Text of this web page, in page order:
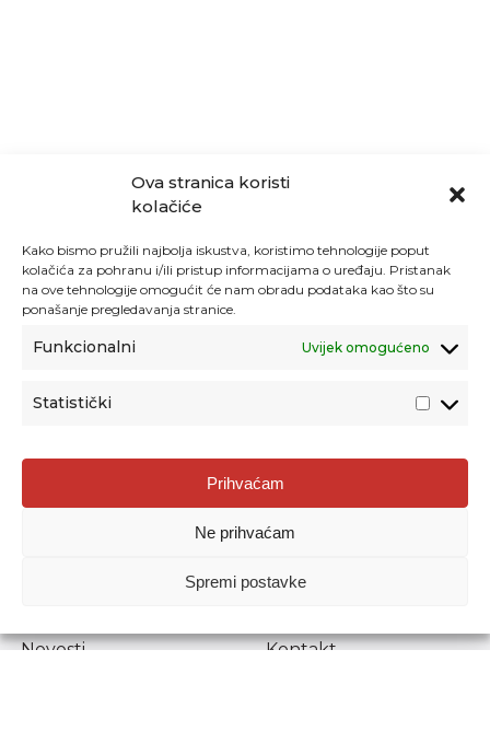
Ova stranica koristi
kolačiće
Kako bismo pružili najbolja iskustva, koristimo tehnologije poput
kolačića za pohranu i/ili pristup informacijama o uređaju. Pristanak
na ove tehnologije omogućit će nam obradu podataka kao što su
ponašanje pregledavanja stranice.
Funkcionalni Uvijek omogućeno
Statistički
Prihvaćam
Ne prihvaćam
Spremi postavke
Agencija za odgoj i obrazovanje
Donje Svetice 38, 10000 Zagreb
1778129
Prenošenje sadržaja dopušteno je uz navođenje izvora.
Novosti
Kontakt